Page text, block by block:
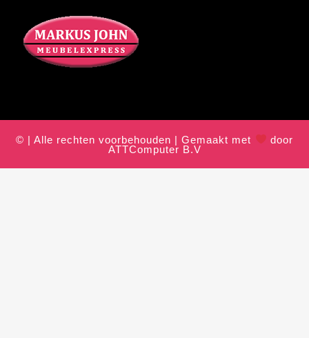
© | Alle rechten voorbehouden | Gemaakt met
door
ATTComputer B.V